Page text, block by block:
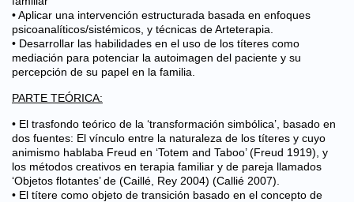
• Aplicar una intervención estructurada basada en enfoques
psicoanalíticos/sistémicos, y técnicas de Arteterapia.
• Desarrollar las habilidades en el uso de los títeres como
mediación para potenciar la autoimagen del paciente y su
percepción de su papel en la familia.
PARTE TEÓRICA:
• El trasfondo teórico de la ‘transformación simbólica’, basado en
dos fuentes: El vínculo entre la naturaleza de los títeres y cuyo
animismo hablaba Freud en ‘Totem and Taboo’ (Freud 1919), y
los métodos creativos en terapia familiar y de pareja llamados
‘Objetos flotantes’ de (Caillé, Rey 2004) (Callié 2007).
• El títere como objeto de transición basado en el concepto de